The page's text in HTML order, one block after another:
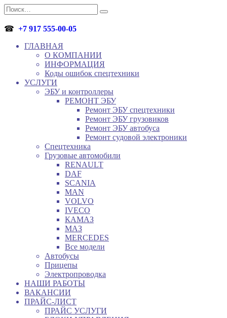
Перейти
к
содержанию
Search
for:
☎ +7 917 555-00-05
ГЛАВНАЯ
О КОМПАНИИ
ИНФОРМАЦИЯ
Коды ошибок спецтехники
УСЛУГИ
ЭБУ и контроллеры
РЕМОНТ ЭБУ
Ремонт ЭБУ спецтехники
Ремонт ЭБУ грузовиков
Ремонт ЭБУ автобуса
Ремонт судовой электроники
Спецтехника
Грузовые автомобили
RENAULT
DAF
SCANIA
MAN
VOLVO
IVECO
КАМАЗ
МАЗ
MERCEDES
Все модели
Автобусы
Прицепы
Электропроводка
НАШИ РАБОТЫ
ВАКАНСИИ
ПРАЙС-ЛИСТ
ПРАЙС УСЛУГИ